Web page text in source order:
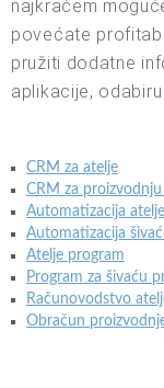
najkraćem
povećate
pružiti dodatne
aplikacije,
CRM za atelje
CRM za
Automatizacija
Automatizacija
Atelje program
Program za šivaću
Računovodstvo
Obračun